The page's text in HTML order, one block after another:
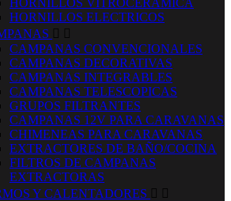
HORNILLOS VITROCERAMICA
HORNILLOS ELECTRICOS
 
CAMPANAS CONVENCIONALES
CAMPANAS DECORATIVAS
CAMPANAS INTEGRABLES
CAMPANAS TELESCOPICAS
GRUPOS FILTRANTES
CAMPANAS 12V PARA CARAVANAS
CHIMENEAS PARA CARAVANAS
EXTRACTORES DE BAÑO/COCINA
FILTROS DE CAMPANAS
EXTRACTORAS
Y CALENTADORES  